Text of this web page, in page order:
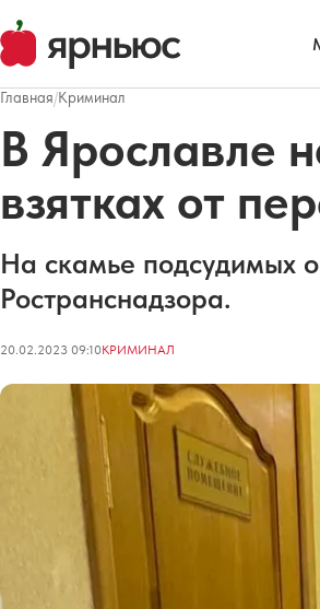
Главная/Криминал
В Ярославле
взятках от
На скамье подсудимых
Ространснадзора.
20.02.2023 09:10КРИМИНАЛ